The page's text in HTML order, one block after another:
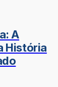
A
História